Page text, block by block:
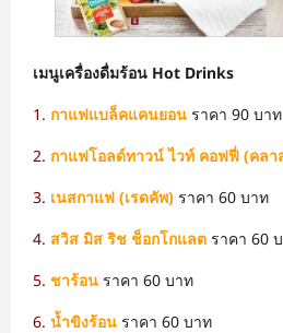
เมนูเครื่องดื่มร้อน Hot Drinks
1. กาแฟแบล็คแคนยอน ราคา 90 บาท
2. กาแฟโอลด์ทาวน์ ไวท์ คอฟฟี่ (คลา
3. เนสกาแฟ (เรดคัพ) ราคา 60 บาท
4. สวิส มิส ริช ช็อกโกแลต ราคา 60
5. ชาร้อน ราคา 60 บาท
6. น้ำขิงร้อน ราคา 60 บาท